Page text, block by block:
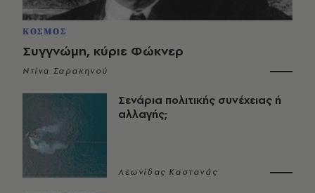
ΚΟΣΜΟΣ
Συγγνώμη, κύριε Φώκνερ
Ντίνα Σαρακηνού
Σενάρια πολιτικής συνέχειας ή
αλλαγής;
Λεωνίδας Καστανάς